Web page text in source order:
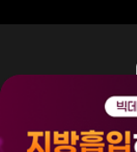
365mc